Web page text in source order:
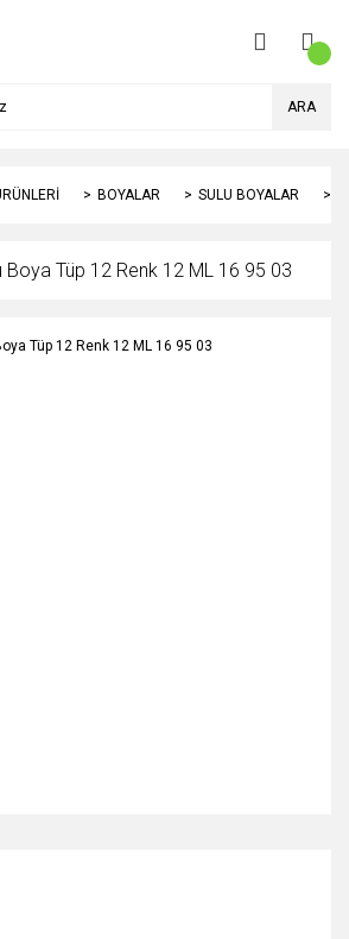
ARA
BOYALAR SULU BOYALAR
Boya Tüp 12 Renk 12 ML 16 95 03